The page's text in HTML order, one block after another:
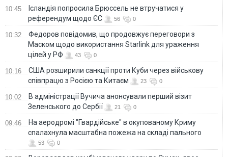
10:45
Ісландія попросила Брюссель не втручатися у
референдум щодо ЄС
56 0
10:32
Федоров повідомив, що продовжує переговори з
Маском щодо використання Starlink для ураження
цілей у РФ
43 0
10:16
США розширили санкції проти Куби через військову
співпрацю з Росією та Китаєм
23 0
10:02
В адміністрації Вучича анонсували перший візит
Зеленського до Сербії
21 0
09:46
На аеродромі "Гвардійське" в окупованому Криму
спалахнула масштабна пожежа на складі пального
53 0